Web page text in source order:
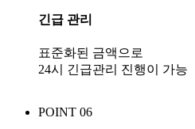
긴급 관리
표준화된 금액으로
24시 긴급관리 진행이 가능
POINT 06